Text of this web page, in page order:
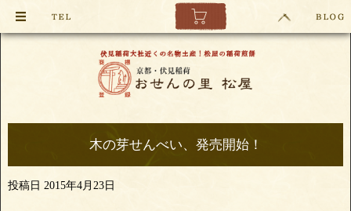
木の芽せんべい、発売開始！
投稿日 2015年4月23日